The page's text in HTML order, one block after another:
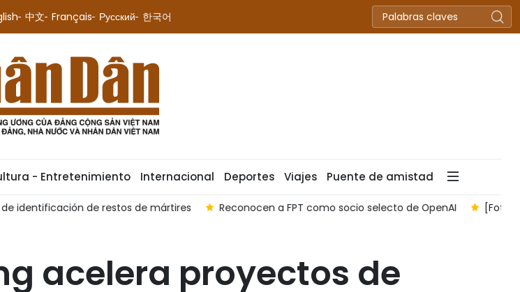
中文 Français Русский 한국어
- Entretenimiento Internacional Deportes Viajes Puente de amistad
a FPT como socio selecto de OpenAI [Foto] 500 días y noches desafiando las inclemencias del
acelera proyectos de